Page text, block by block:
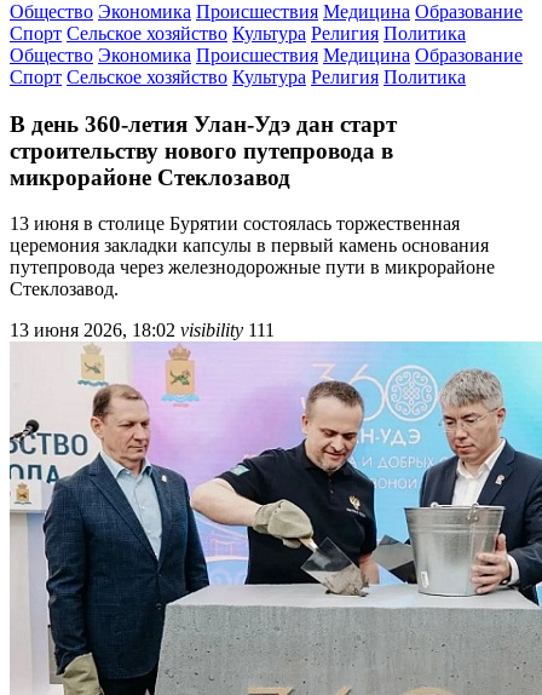
Общество Экономика Происшествия Медицина Образование
Спорт Сельское хозяйство Культура Религия Политика
Общество Экономика Происшествия Медицина Образование
Спорт Сельское хозяйство Культура Религия Политика
В день 360-летия Улан-Удэ дан старт
строительству нового путепровода в
микрорайоне Стеклозавод
13 июня в столице Бурятии состоялась торжественная
церемония закладки капсулы в первый камень основания
путепровода через железнодорожные пути в микрорайоне
Стеклозавод.
13 июня 2026, 18:02 visibility 111